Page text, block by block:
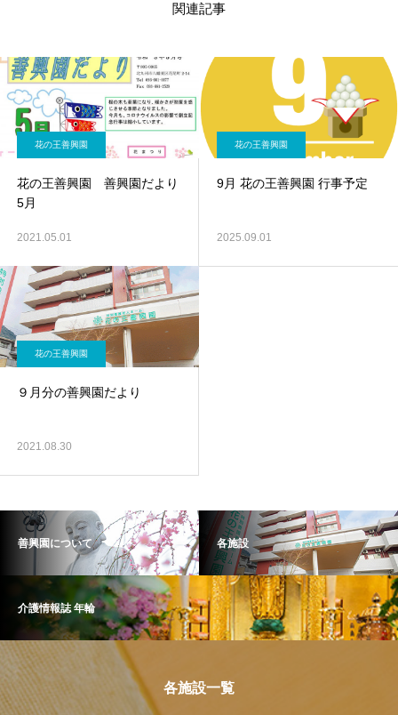
関連記事
花の王善興園
花の王善興園 善興園だより
5月
2021.05.01
花の王善興園
9月 花の王善興園 行事予定
2025.09.01
花の王善興園
９月分の善興園だより
2021.08.30
善興園について 各施設
介護情報誌 年輪
各施設一覧